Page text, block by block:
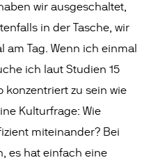
wir ausgeschaltet,
in der Tasche, wir
am Tag. Wenn ich einmal
ich laut Studien 15
konzentriert zu sein wie
Kulturfrage: Wie
miteinander? Bei
es hat einfach eine